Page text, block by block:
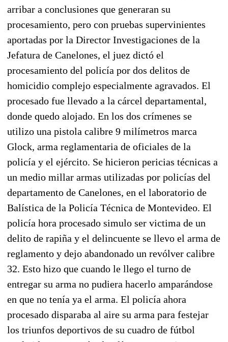
arribar a conclusiones que generaran su
procesamiento, pero con pruebas supervinientes
aportadas por la Director Investigaciones de la
Jefatura de Canelones, el juez dictó el
procesamiento del policía por dos delitos de
homicidio complejo especialmente agravados. El
procesado fue llevado a la cárcel departamental,
donde quedo alojado. En los dos crímenes se
utilizo una pistola calibre 9 milímetros marca
Glock, arma reglamentaria de oficiales de la
policía y el ejército. Se hicieron pericias técnicas a
un medio millar armas utilizadas por policías del
departamento de Canelones, en el laboratorio de
Balística de la Policía Técnica de Montevideo. El
policía hora procesado simulo ser victima de un
delito de rapiña y el delincuente se llevo el arma de
reglamento y dejo abandonado un revólver calibre
32. Esto hizo que cuando le llego el turno de
entregar su arma no pudiera hacerlo amparándose
en que no tenía ya el arma. El policía ahora
procesado disparaba al aire su arma para festejar
los triunfos deportivos de su cuadro de fútbol